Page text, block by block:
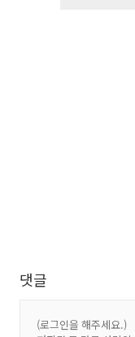
댓글